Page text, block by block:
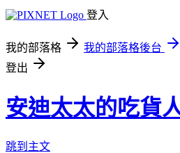
登入
我的部落格 我的部落格後台
登出
安迪太太的吃貨
跳到主文